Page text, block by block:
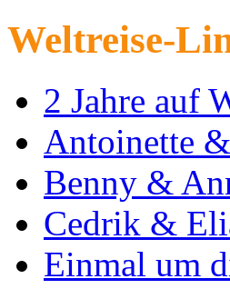
Weltreise-
2 Jahre auf
Antoinette
Benny &
Cedrik &
Einmal um